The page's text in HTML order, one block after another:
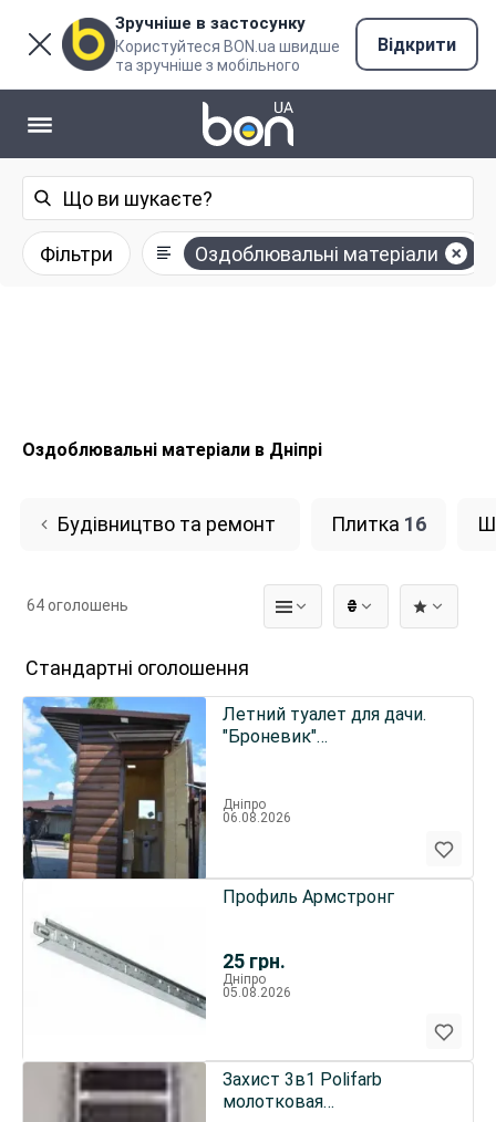
Зручніше в застосунку
Користуйтеся BON.ua швидше
та зручніше з мобільного
Відкрити
Фільтри Оздоблювальні матеріали
Оздоблювальні матеріали в Дніпрі
Будівництво та ремонт Плитка 16
₴
64 оголошень
Стандартні оголошення
Летний туалет для дачи.
"Броневик"
Дніпро
06.08.2026
25 грн.
Профиль Армстронг
Дніпро
05.08.2026
Захист 3в1 Polifarb
молотковая